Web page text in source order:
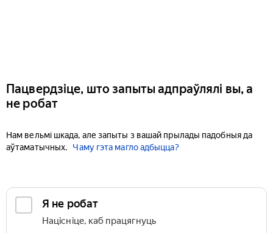
Пацвердзіце, што запыты адпраўлялі вы, а
не робат
Нам вельмі шкада, але запыты з вашай прылады падобныя да
аўтаматычных.
Чаму гэта магло адбыцца?
Я не робат
Націсніце, каб працягнуць